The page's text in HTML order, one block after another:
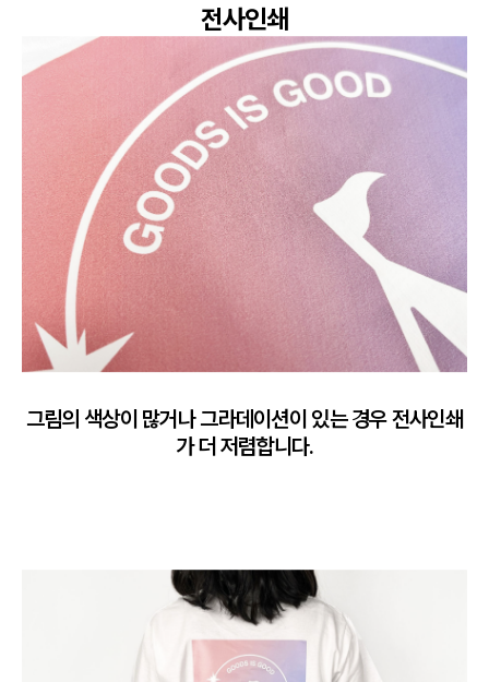
전사인쇄
그림의 색상이 많거나 그라데이션이 있는 경우 전사인쇄
가 더 저렴합니다.